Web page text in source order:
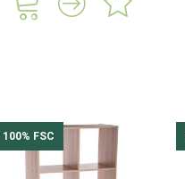
100% FSC